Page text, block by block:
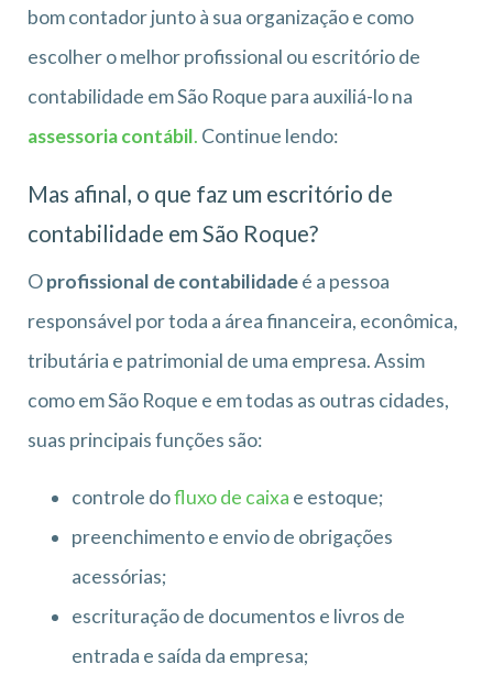
bom contador junto à sua organização e como
escolher o melhor profissional ou escritório de
contabilidade em São Roque para auxiliá-lo na
assessoria contábil. Continue lendo:
Mas afinal, o que faz um escritório de
contabilidade em São Roque?
Oprofissional de contabilidadeé a pessoa
responsável por toda a área financeira, econômica,
tributária e patrimonial de uma empresa. Assim
como em São Roque e em todas as outras cidades,
suas principais funções são:
controle dofluxo de caixa e estoque;
preenchimento e envio de obrigações
acessórias;
escrituração de documentos e livros de
entrada e saída da empresa;